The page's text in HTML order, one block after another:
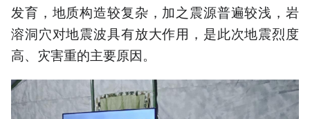
发育，地质构造较复杂，加之震源普遍较浅，岩
溶洞穴对地震波具有放大作用，是此次地震烈度
高、灾害重的主要原因。